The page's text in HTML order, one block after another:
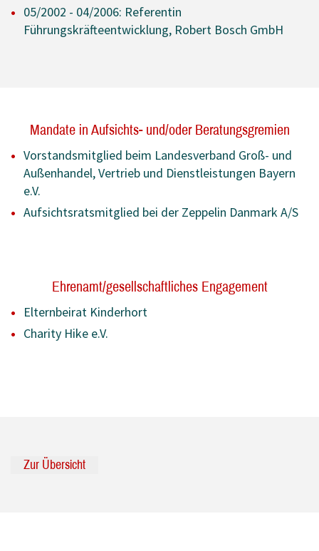
05/2002 - 04/2006: Referentin
Führungskräfteentwicklung, Robert Bosch GmbH
Mandate in Aufsichts- und/oder Beratungsgremien
Vorstandsmitglied beim Landesverband Groß- und
Außenhandel, Vertrieb und Dienstleistungen Bayern
e.V.
Aufsichtsratsmitglied bei der Zeppelin Danmark A/S
Ehrenamt/gesellschaftliches Engagement
Elternbeirat Kinderhort
Charity Hike e.V.
Zur Übersicht